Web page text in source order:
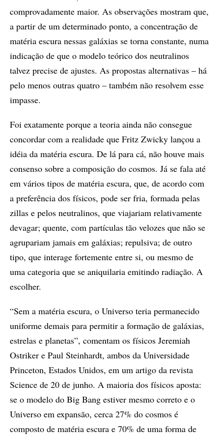
comprovadamente maior. As observações mostram que,
a partir de um determinado ponto, a concentração de
matéria escura nessas galáxias se torna constante, numa
indicação de que o modelo teórico dos neutralinos
talvez precise de ajustes. As propostas alternativas – há
pelo menos outras quatro – também não resolvem esse
impasse.
Foi exatamente porque a teoria ainda não consegue
concordar com a realidade que Fritz Zwicky lançou a
idéia da matéria escura. De lá para cá, não houve mais
consenso sobre a composição do cosmos. Já se fala até
em vários tipos de matéria escura, que, de acordo com
a preferência dos físicos, pode ser fria, formada pelas
zillas e pelos neutralinos, que viajariam relativamente
devagar; quente, com partículas tão velozes que não se
agrupariam jamais em galáxias; repulsiva; de outro
tipo, que interage fortemente entre si, ou mesmo de
uma categoria que se aniquilaria emitindo radiação. A
escolher.
“Sem a matéria escura, o Universo teria permanecido
uniforme demais para permitir a formação de galáxias,
estrelas e planetas”, comentam os físicos Jeremiah
Ostriker e Paul Steinhardt, ambos da Universidade
Princeton, Estados Unidos, em um artigo da revista
Science de 20 de junho. A maioria dos físicos aposta:
se o modelo do Big Bang estiver mesmo correto e o
Universo em expansão, cerca 27% do cosmos é
composto de matéria escura e 70% de uma forma de